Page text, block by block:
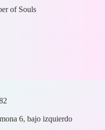
of Souls
6, bajo izquierdo